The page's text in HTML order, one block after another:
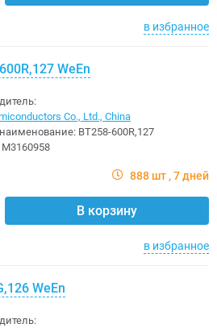
в избранное
WeEn
Co., Ltd., China
BT258-600R,127
M3160958
888 шт 7 дней
В корзину
в избранное
WeEn